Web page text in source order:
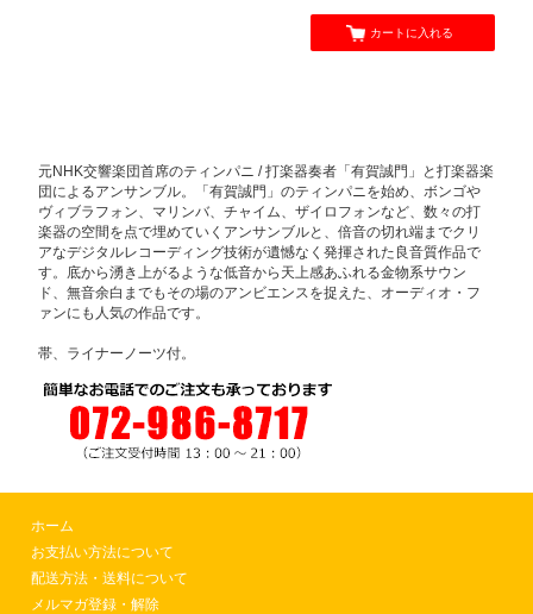
カートに入れる
元NHK交響楽団首席のティンパニ / 打楽器奏者「有賀誠門」と打楽器楽
団によるアンサンブル。「有賀誠門」のティンパニを始め、ボンゴや
ヴィブラフォン、マリンバ、チャイム、ザイロフォンなど、数々の打
楽器の空間を点で埋めていくアンサンブルと、倍音の切れ端までクリ
アなデジタルレコーディング技術が遺憾なく発揮された良音質作品で
す。底から湧き上がるような低音から天上感あふれる金物系サウン
ド、無音余白までもその場のアンビエンスを捉えた、オーディオ・フ
ァンにも人気の作品です。
帯、ライナーノーツ付。
ホーム
お支払い方法について
配送方法・送料について
メルマガ登録・解除